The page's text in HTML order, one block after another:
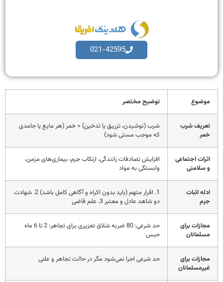
021-42595
موضوع توضیح مختصر
تعریف شرب
خمر
شرب (نوشیدن، تزریق یا تدخین) + خمر (هر مایع یا جامدی
که موجب مستی شود)
اثرات اجتماعی
و سلامتی
افزایش تصادفات رانندگی، ارتکاب جرم، بیماری‌های مزمن،
وابستگی به مواد
ادله اثبات
جرم
1. اقرار متهم (باید بدون اکراه و آگاهی کامل باشد) 2. شهادت
دو شاهد عادل و معتبر 3. علم قاضی
مجازات برای
مسلمانان
حد شرعی: 80 ضربه شلاق تعزیری برای تجاهر: 2 تا 6 ماه
حبس
مجازات برای
غیرمسلمانان
حد شرعی اجرا نمی‌شود مگر در حالت تجاهر و علنی